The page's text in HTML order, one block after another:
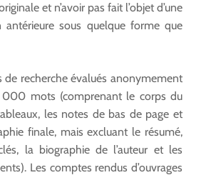
et n’avoir pas fait l’objet d’une
antérieure sous quelque forme que
de recherche évalués anonymement
mots (comprenant le corps du
les notes de bas de page et
finale, mais excluant le résumé,
la biographie de l’auteur et les
Les comptes rendus d’ouvrages